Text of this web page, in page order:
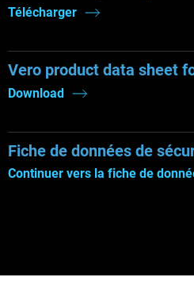
Télécharger
Vero product data sheet
Download
Fiche de données de
Continuer vers la fiche de